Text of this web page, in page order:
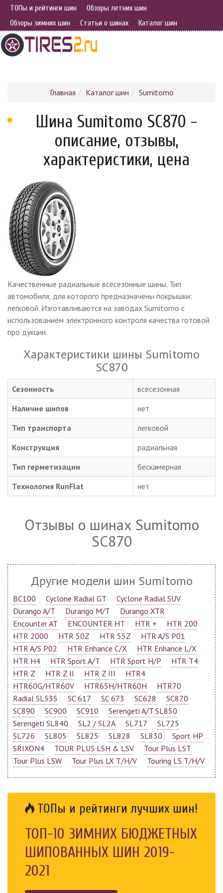
ТОПы и рейтинги шин
Обзоры летних шин
Обзоры зимних шин
Статьи о шинах Каталог шин
Главная Каталог шин Sumitomo
Шина Sumitomo SC870 -
описание, отзывы,
характеристики, цена
Качественные радиальные всесезонные шины. Тип
автомобиля, для которого предназначены покрышки:
легковой. Изготавливаются на заводах Sumitomo с
использованием электронного контроля качества готовой
про дукции.
Характеристики шины Sumitomo
SC870
Сезонность
всесезонная
Наличие шипов
нет
Тип транспорта
легковой
Конструкция
радиальная
Тип герметизации
бескамерная
Технология RunFlat
нет
Отзывы о шинах Sumitomo
SC870
Другие модели шин Sumitomo
BC100 Cyclone Radial GT
Cyclone Radial SUV
Durango A/T
Durango M/T
Durango XTR
Encounter AT
ENCOUNTER HT HTR +
HTR 200
HTR 2000
HTR 50Z HTR 55Z
HTR A/S P01
HTR A/S P02
HTR Enhance C/X
HTR Enhance L/X
HTR H4
HTR Sport A/T HTR Sport H/P
HTR T4
HTR Z
HTR Z II HTR Z III
HTR4
HTR60G/HTR60V
HTR65H/HTR60H
HTR70
Radial SL535
SC 617 SC 673 SC628
SC870
SC890
SC900 SC910
Serengeti A/T SL850
Serengeti SL840
SL2 / SL2A SL717
SL725
SL726
SL805 SL825 SL828 SL830
Sport HP
SRIXON4
TOUR PLUS LSH & LSV
Tour Plus LST
Tour Plus LSW
Tour Plus LX T/H/V Touring LS T/H/V
ТОПы и рейтинги лучших шин!
ТОП-10 ЗИМНИХ БЮДЖЕТНЫХ
ШИПОВАННЫХ ШИН 2019-
2021